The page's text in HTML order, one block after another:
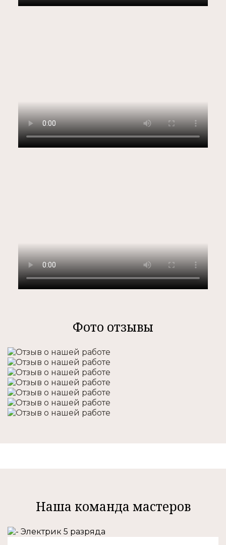
Фото отзывы
Наша команда мастеров